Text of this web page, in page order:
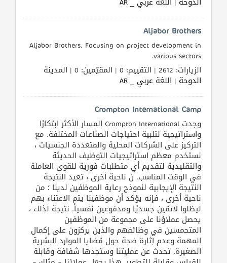
Aljabor Brothers
Aljabor Brothers. Focusing on project development in
various sectors.
الزيارات: 2612 | التقييم: 0 | المقيّمين: 0 | المدينة
الدوحة | اللغة عربي _ AR
Crompton International Camp
وجدت Crompton International المسار الأكثر ابتكارًا
واستراتيجية لتلبية احتياجات الصناعات المختلفة. مع
التركيز على الشركات المحلية والمتعددة الجنسيات ،
نستخدم معظم استراتيجيات التوظيف الحديثة
والتقليدية لتقديم أي متطلبات فورية للقوى العاملة
في الوقت المناسب. ن ناحية أخرى ، تعيد النتيجة
النتيجة الإيجابية لنموذج رعاية الموظفين لدينا ؛ من
ناحية أخرى ، فإنه يؤكد أن موظفينا يتم الاعتناء بهم
ليظلوا لائقين جسديًا ومدفوعين نفسياً. نتيجة لذلك ،
يحصل عملاؤنا على مجموعة من الموظفين
المتحمسين في وظائفهم والذين يركزون على إكمال
المهمة وعدم إثارة ضجة حول قضايا الموارد البشرية
الصغيرة. تحدث عن عمليتنا وستجدها شفافة وقابلة